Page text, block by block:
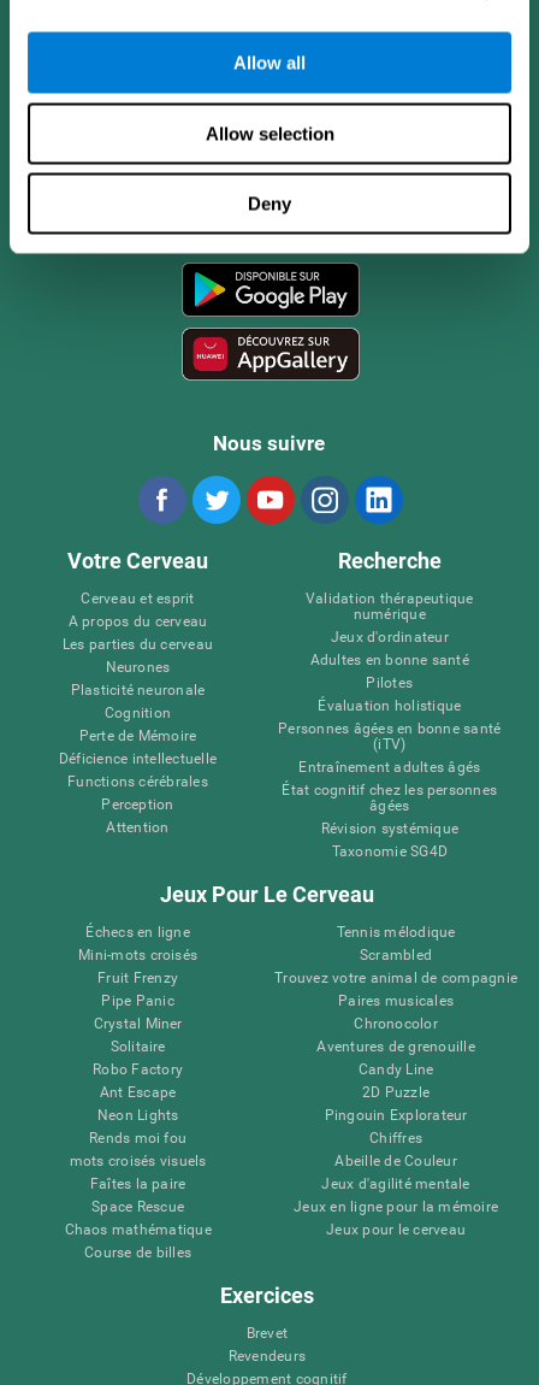
Allow all
Allow selection
Deny
App CogniFit
Nous suivre
Votre Cerveau
Cerveau et esprit
A propos du cerveau
Les parties du cerveau
Neurones
Plasticité neuronale
Cognition
Perte de Mémoire
Déficience intellectuelle
Functions cérébrales
Perception
Attention
Recherche
Validation thérapeutique
numérique
Jeux d'ordinateur
Adultes en bonne santé
Pilotes
Évaluation holistique
Personnes âgées en bonne santé
(iTV)
Entraînement adultes âgés
État cognitif chez les personnes
âgées
Révision systémique
Taxonomie SG4D
Jeux Pour Le Cerveau
Échecs en ligne
Mini-mots croisés
Fruit Frenzy
Pipe Panic
Crystal Miner
Solitaire
Robo Factory
Ant Escape
Neon Lights
Rends moi fou
mots croisés visuels
Faîtes la paire
Space Rescue
Chaos mathématique
Course de billes
Tennis mélodique
Scrambled
Trouvez votre animal de compagnie
Paires musicales
Chronocolor
Aventures de grenouille
Candy Line
2D Puzzle
Pingouin Explorateur
Chiffres
Abeille de Couleur
Jeux d'agilité mentale
Jeux en ligne pour la mémoire
Jeux pour le cerveau
Exercices
Brevet
Revendeurs
Développement cognitif